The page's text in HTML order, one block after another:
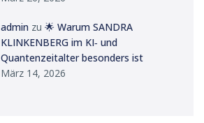
admin zu 🌟 Warum SANDRA
KLINKENBERG im KI‑ und
Quantenzeitalter besonders ist
März 14, 2026